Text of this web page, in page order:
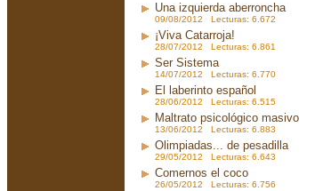
Una izquierda aberroncha
09/08/2012 Lecturas: 6.672
¡Viva Catarroja!
28/07/2012 Lecturas: 6.861
Ser Sistema
14/07/2012 Lecturas: 6.770
El laberinto español
28/06/2012 Lecturas: 6.515
Maltrato psicológico masivo
13/06/2012 Lecturas: 6.883
Olimpiadas... de pesadilla
29/05/2012 Lecturas: 6.643
Comernos el coco
26/05/2012 Lecturas: 6.756